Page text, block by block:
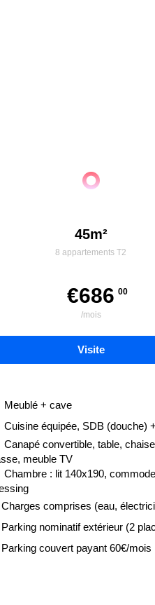
45m²
8 appartements T2
€686 00
/mois
Visite
Meublé + cave
Cuisine équipée, SDB (douche)
Canapé convertible, table,
meuble TV
Chambre : lit 140x190,
Charges comprises (eau,
Parking nominatif extérieur (2
Parking couvert payant 60€/mois